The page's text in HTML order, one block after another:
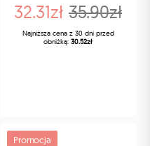
32.31zł 35.90zł
Najniższa cena z 30 dni przed
obniżką: 30.52zł
Promocja